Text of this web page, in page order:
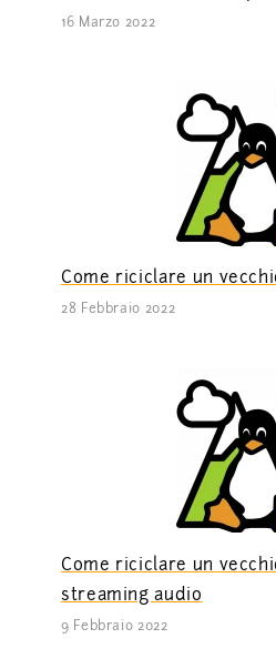
16 Marzo 2022
Come riciclare un
28 Febbraio 2022
Come riciclare un
streaming audio
9 Febbraio 2022